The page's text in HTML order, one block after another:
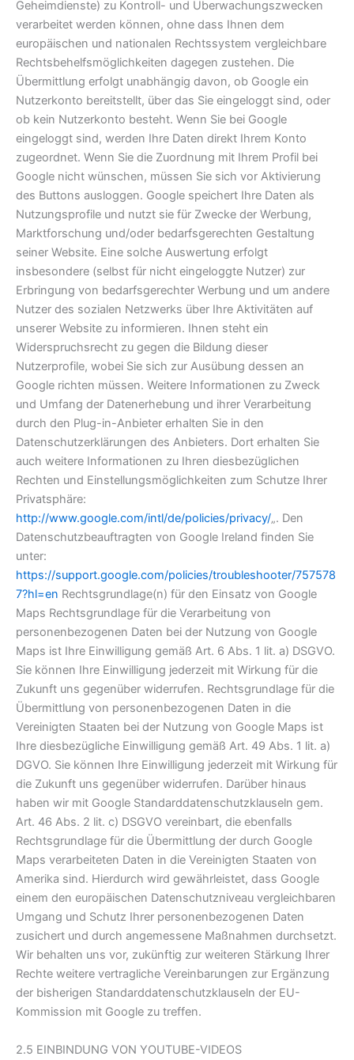
Geheimdienste) zu Kontroll- und Überwachungszwecken
verarbeitet werden können, ohne dass Ihnen dem
europäischen und nationalen Rechtssystem vergleichbare
Rechtsbehelfsmöglichkeiten dagegen zustehen. Die
Übermittlung erfolgt unabhängig davon, ob Google ein
Nutzerkonto bereitstellt, über das Sie eingeloggt sind, oder
ob kein Nutzerkonto besteht. Wenn Sie bei Google
eingeloggt sind, werden Ihre Daten direkt Ihrem Konto
zugeordnet. Wenn Sie die Zuordnung mit Ihrem Profil bei
Google nicht wünschen, müssen Sie sich vor Aktivierung
des Buttons ausloggen. Google speichert Ihre Daten als
Nutzungsprofile und nutzt sie für Zwecke der Werbung,
Marktforschung und/oder bedarfsgerechten Gestaltung
seiner Website. Eine solche Auswertung erfolgt
insbesondere (selbst für nicht eingeloggte Nutzer) zur
Erbringung von bedarfsgerechter Werbung und um andere
Nutzer des sozialen Netzwerks über Ihre Aktivitäten auf
unserer Website zu informieren. Ihnen steht ein
Widerspruchsrecht zu gegen die Bildung dieser
Nutzerprofile, wobei Sie sich zur Ausübung dessen an
Google richten müssen. Weitere Informationen zu Zweck
und Umfang der Datenerhebung und ihrer Verarbeitung
durch den Plug-in-Anbieter erhalten Sie in den
Datenschutzerklärungen des Anbieters. Dort erhalten Sie
auch weitere Informationen zu Ihren diesbezüglichen
Rechten und Einstellungsmöglichkeiten zum Schutze Ihrer
Privatsphäre:
http://www.google.com/intl/de/policies/privacy/„. Den
Datenschutzbeauftragten von Google Ireland finden Sie
unter:
https://support.google.com/policies/troubleshooter/757578
7?hl=en Rechtsgrundlage(n) für den Einsatz von Google
Maps Rechtsgrundlage für die Verarbeitung von
personenbezogenen Daten bei der Nutzung von Google
Maps ist Ihre Einwilligung gemäß Art. 6 Abs. 1 lit. a) DSGVO.
Sie können Ihre Einwilligung jederzeit mit Wirkung für die
Zukunft uns gegenüber widerrufen. Rechtsgrundlage für die
Übermittlung von personenbezogenen Daten in die
Vereinigten Staaten bei der Nutzung von Google Maps ist
Ihre diesbezügliche Einwilligung gemäß Art. 49 Abs. 1 lit. a)
DGVO. Sie können Ihre Einwilligung jederzeit mit Wirkung für
die Zukunft uns gegenüber widerrufen. Darüber hinaus
haben wir mit Google Standarddatenschutzklauseln gem.
Art. 46 Abs. 2 lit. c) DSGVO vereinbart, die ebenfalls
Rechtsgrundlage für die Übermittlung der durch Google
Maps verarbeiteten Daten in die Vereinigten Staaten von
Amerika sind. Hierdurch wird gewährleistet, dass Google
einem den europäischen Datenschutzniveau vergleichbaren
Umgang und Schutz Ihrer personenbezogenen Daten
zusichert und durch angemessene Maßnahmen durchsetzt.
Wir behalten uns vor, zukünftig zur weiteren Stärkung Ihrer
Rechte weitere vertragliche Vereinbarungen zur Ergänzung
der bisherigen Standarddatenschutzklauseln der EU-
Kommission mit Google zu treffen.
2.5 EINBINDUNG VON YOUTUBE-VIDEOS